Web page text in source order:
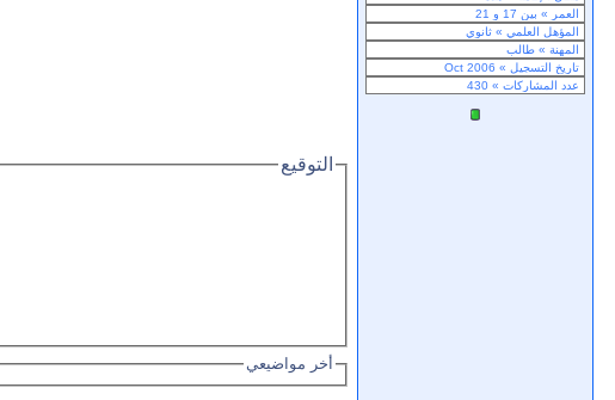
التوقيع
أخر مواضيعي